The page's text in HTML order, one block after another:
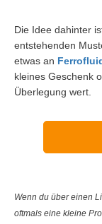
Die Idee dahinter
entstehenden
etwas an
kleines Geschenk
Überlegung wert.
Wenn du über einen
oftmals eine kleine